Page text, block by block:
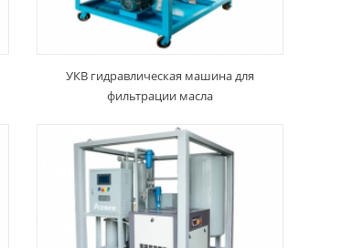
УКВ гидравлическая машина для
фильтрации масла